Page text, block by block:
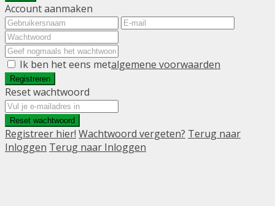
Account aanmaken
Ik ben het eens metalgemene voorwaarden
Registreren
Reset wachtwoord
Reset wachtwoord
Registreer hier! Wachtwoord vergeten? Terug naar
Inloggen Terug naar Inloggen